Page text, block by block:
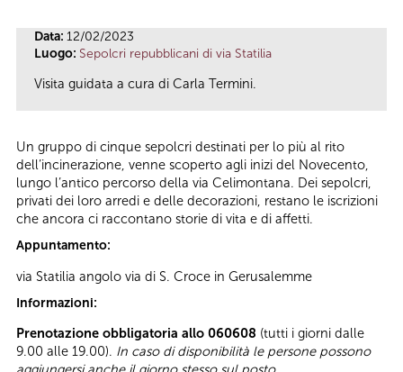
Data: 12/02/2023
Luogo: Sepolcri repubblicani di via Statilia
Visita guidata a cura di Carla Termini.
Un gruppo di cinque sepolcri destinati per lo più al rito
dell’incinerazione, venne scoperto agli inizi del Novecento,
lungo l’antico percorso della via Celimontana. Dei sepolcri,
privati dei loro arredi e delle decorazioni, restano le iscrizioni
che ancora ci raccontano storie di vita e di affetti.
Appuntamento:
via Statilia angolo via di S. Croce in Gerusalemme
Informazioni:
Prenotazione obbligatoria allo 060608 (tutti i giorni dalle
9.00 alle 19.00). In caso di disponibilità le persone possono